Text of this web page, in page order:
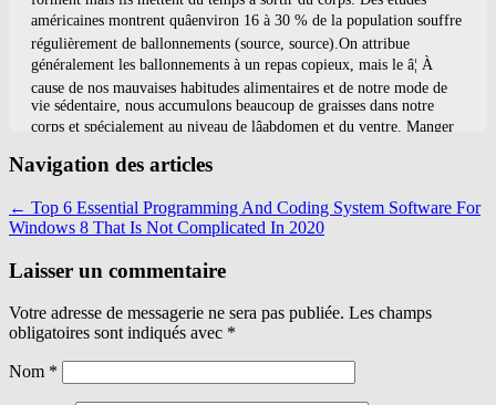
Navigation des articles
← Top 6 Essential Programming And Coding System Software For
Windows 8 That Is Not Complicated In 2020
Laisser un commentaire
Votre adresse de messagerie ne sera pas publiée. Les champs
obligatoires sont indiqués avec *
Nom *